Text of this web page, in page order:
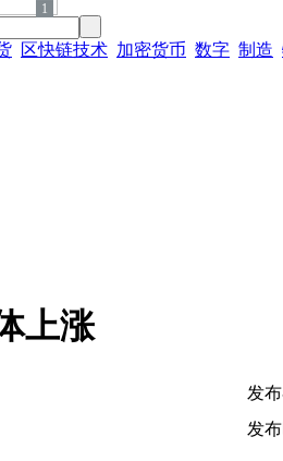
1
区快链技术 加密货币 数字 制造
上涨
发布
发布